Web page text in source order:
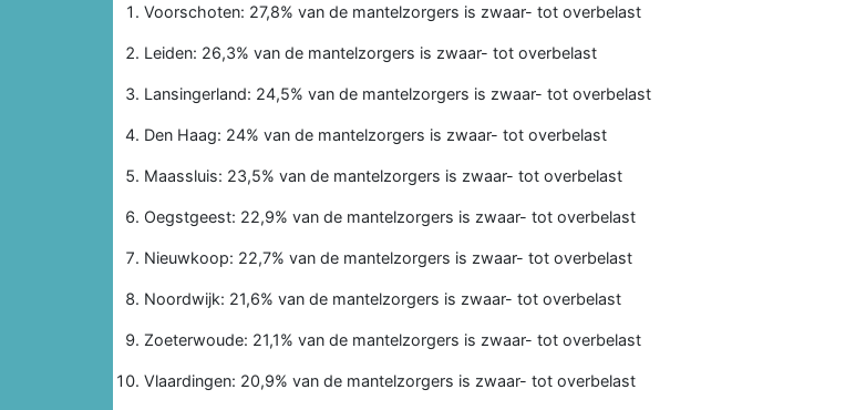
Voorschoten: 27,8% van de mantelzorgers is zwaar- tot overbelast
Leiden: 26,3% van de mantelzorgers is zwaar- tot overbelast
Lansingerland: 24,5% van de mantelzorgers is zwaar- tot overbelast
Den Haag: 24% van de mantelzorgers is zwaar- tot overbelast
Maassluis: 23,5% van de mantelzorgers is zwaar- tot overbelast
Oegstgeest: 22,9% van de mantelzorgers is zwaar- tot overbelast
Nieuwkoop: 22,7% van de mantelzorgers is zwaar- tot overbelast
Noordwijk: 21,6% van de mantelzorgers is zwaar- tot overbelast
Zoeterwoude: 21,1% van de mantelzorgers is zwaar- tot overbelast
Vlaardingen: 20,9% van de mantelzorgers is zwaar- tot overbelast